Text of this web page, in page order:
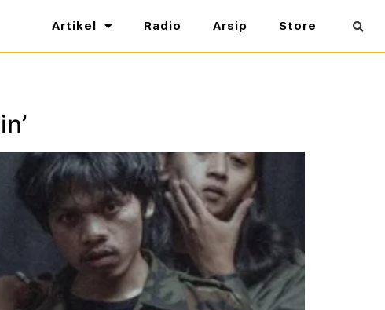
Artikel Radio Arsip Store